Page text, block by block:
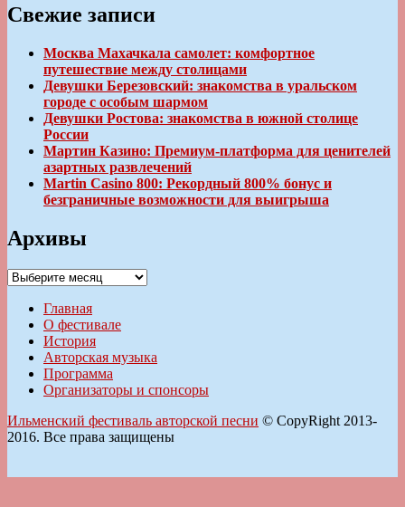
Свежие записи
Москва Махачкала самолет: комфортное
путешествие между столицами
Девушки Березовский: знакомства в уральском
городе с особым шармом
Девушки Ростова: знакомства в южной столице
России
Мартин Казино: Премиум-платформа для ценителей
азартных развлечений
Martin Casino 800: Рекордный 800% бонус и
безграничные возможности для выигрыша
Архивы
Архивы
Главная
О фестивале
История
Авторская музыка
Программа
Организаторы и спонсоры
Ильменский фестиваль авторской песни © CopyRight 2013-
2016. Все права защищены